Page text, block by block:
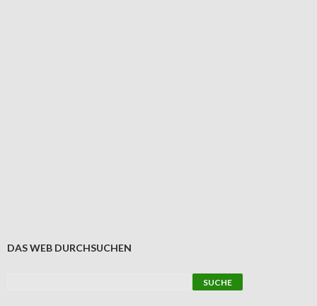
DAS WEB DURCHSUCHEN